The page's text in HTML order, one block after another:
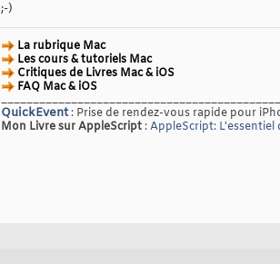
;-)
La rubrique Mac
Les cours & tutoriels Mac
Critiques de Livres Mac & iOS
FAQ Mac & iOS
QuickEvent: Prise de rendez-vous rapide pour
Mon Livre sur AppleScript :AppleScript: L'essentiel